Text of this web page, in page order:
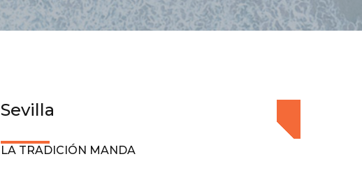
Sevilla
LA TRADICIÓN MANDA